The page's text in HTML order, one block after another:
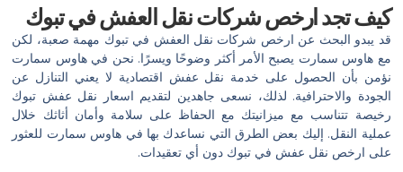
كيف تجد ارخص شركات نقل العفش في تبوك
قد يبدو البحث عن ارخص شركات نقل العفش في تبوك مهمة صعبة، لكن
مع هاوس سمارت يصبح الأمر أكثر وضوحًا ويسرًا. نحن في هاوس سمارت
نؤمن بأن الحصول على خدمة نقل عفش اقتصادية لا يعني التنازل عن
الجودة والاحترافية. لذلك، نسعى جاهدين لتقديم اسعار نقل عفش تبوك
رخيصة تتناسب مع ميزانيتك مع الحفاظ على سلامة وأمان أثاثك خلال
عملية النقل. إليك بعض الطرق التي نساعدك بها في هاوس سمارت للعثور
على ارخص نقل عفش في تبوك دون أي تعقيدات.